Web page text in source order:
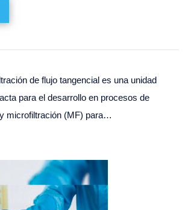
de flujo tangencial es una unidad
para el desarrollo en procesos de
microfiltración (MF) para…